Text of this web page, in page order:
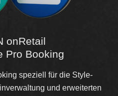
onRetail
Pro Booking
speziell für die Style-
und erweiterten